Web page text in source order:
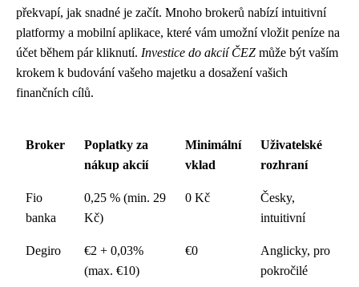
překvapí, jak snadné je začít. Mnoho brokerů nabízí intuitivní
platformy a mobilní aplikace, které vám umožní vložit peníze na
účet během pár kliknutí. Investice do akcií ČEZ může být vaším
krokem k budování vašeho majetku a dosažení vašich
finančních cílů.
Broker
Poplatky za
nákup akcií
Minimální
vklad
Uživatelské
rozhraní
Fio
banka
0,25 % (min. 29
Kč)
0 Kč
Česky,
intuitivní
Degiro
€2 + 0,03%
(max. €10)
€0
Anglicky, pro
pokročilé